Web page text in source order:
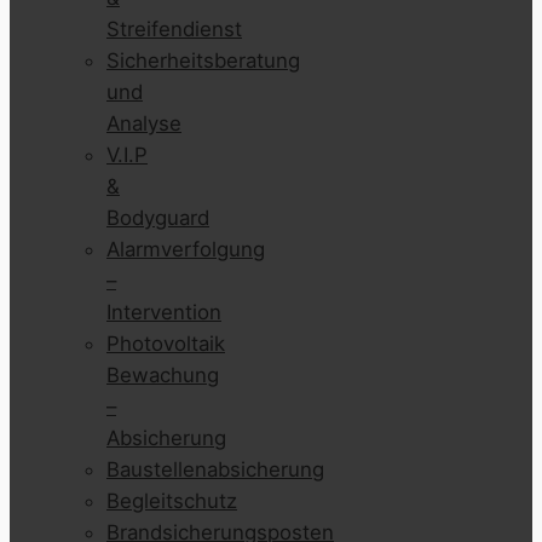
Streifendienst
Sicherheitsberatung
und
Analyse
V.I.P
&
Bodyguard
Alarmverfolgung
–
Intervention
Photovoltaik
Bewachung
–
Absicherung
Baustellenabsicherung
Begleitschutz
Brandsicherungsposten